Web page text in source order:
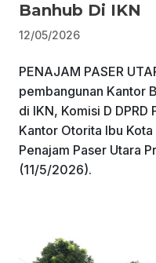
Banhub Di IKN
12/05/2026
PENAJAM PASER
pembangunan Kantor
di IKN, Komisi D
Kantor Otorita Ibu
Penajam Paser Utara
(11/5/2026).